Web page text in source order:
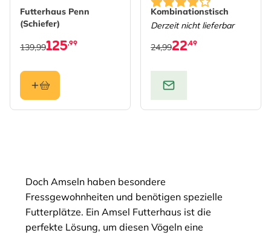
Futterhaus Penn
(Schiefer)
125,99
139,99
Kombinationstisch
Derzeit nicht lieferbar
22,49
24,99
Doch Amseln haben besondere
Fressgewohnheiten und benötigen spezielle
Futterplätze. Ein Amsel Futterhaus ist die
perfekte Lösung, um diesen Vögeln eine